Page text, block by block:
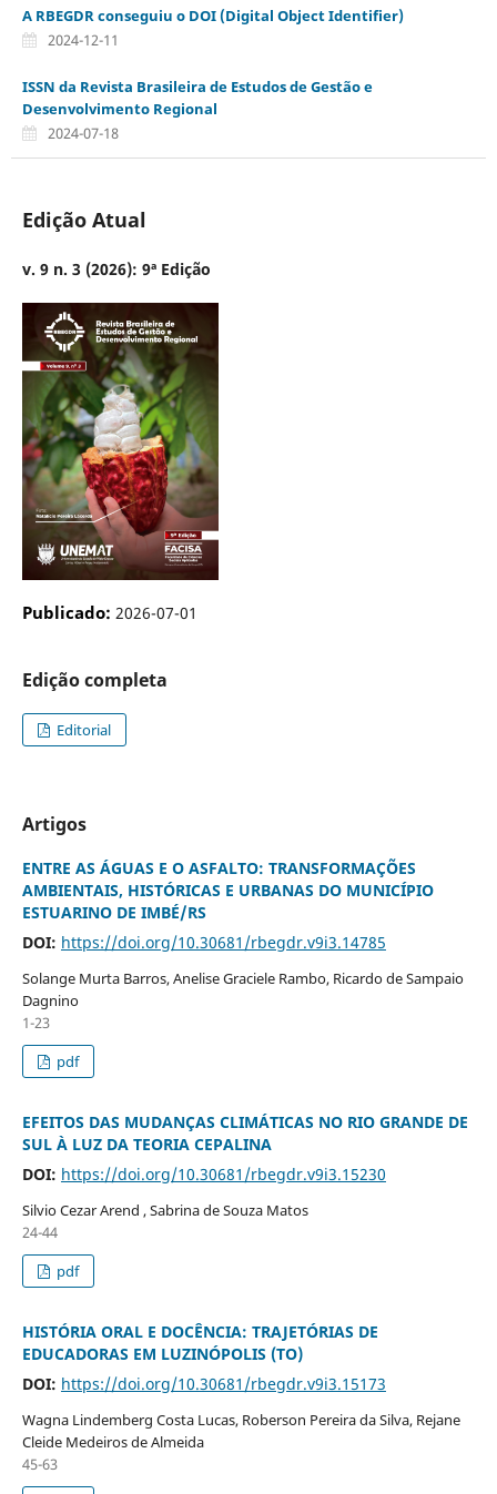
A RBEGDR conseguiu o DOI (Digital Object Identifier)
2024-12-11
ISSN da Revista Brasileira de Estudos de Gestão e
Desenvolvimento Regional
2024-07-18
Edição Atual
v. 9 n. 3 (2026): 9ª Edição
Publicado: 2026-07-01
Edição completa
Editorial
Artigos
ENTRE AS ÁGUAS E O ASFALTO: TRANSFORMAÇÕES
AMBIENTAIS, HISTÓRICAS E URBANAS DO MUNICÍPIO
ESTUARINO DE IMBÉ/RS
DOI: https://doi.org/10.30681/rbegdr.v9i3.14785
Solange Murta Barros, Anelise Graciele Rambo, Ricardo de Sampaio
Dagnino
1-23
pdf
EFEITOS DAS MUDANÇAS CLIMÁTICAS NO RIO GRANDE DE
SUL À LUZ DA TEORIA CEPALINA
DOI: https://doi.org/10.30681/rbegdr.v9i3.15230
Silvio Cezar Arend , Sabrina de Souza Matos
24-44
pdf
HISTÓRIA ORAL E DOCÊNCIA: TRAJETÓRIAS DE
EDUCADORAS EM LUZINÓPOLIS (TO)
DOI: https://doi.org/10.30681/rbegdr.v9i3.15173
Wagna Lindemberg Costa Lucas, Roberson Pereira da Silva, Rejane
Cleide Medeiros de Almeida
45-63